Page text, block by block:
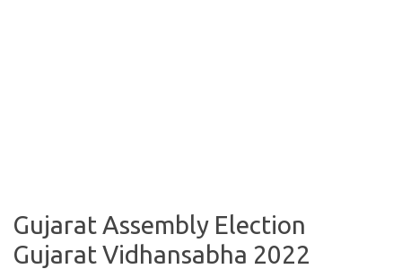
Gujarat Assembly Election
Gujarat Vidhansabha 2022